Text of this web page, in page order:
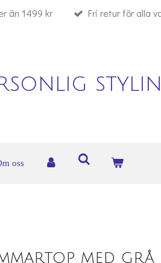
än 1499 kr Fri retur för alla
oss
med grå